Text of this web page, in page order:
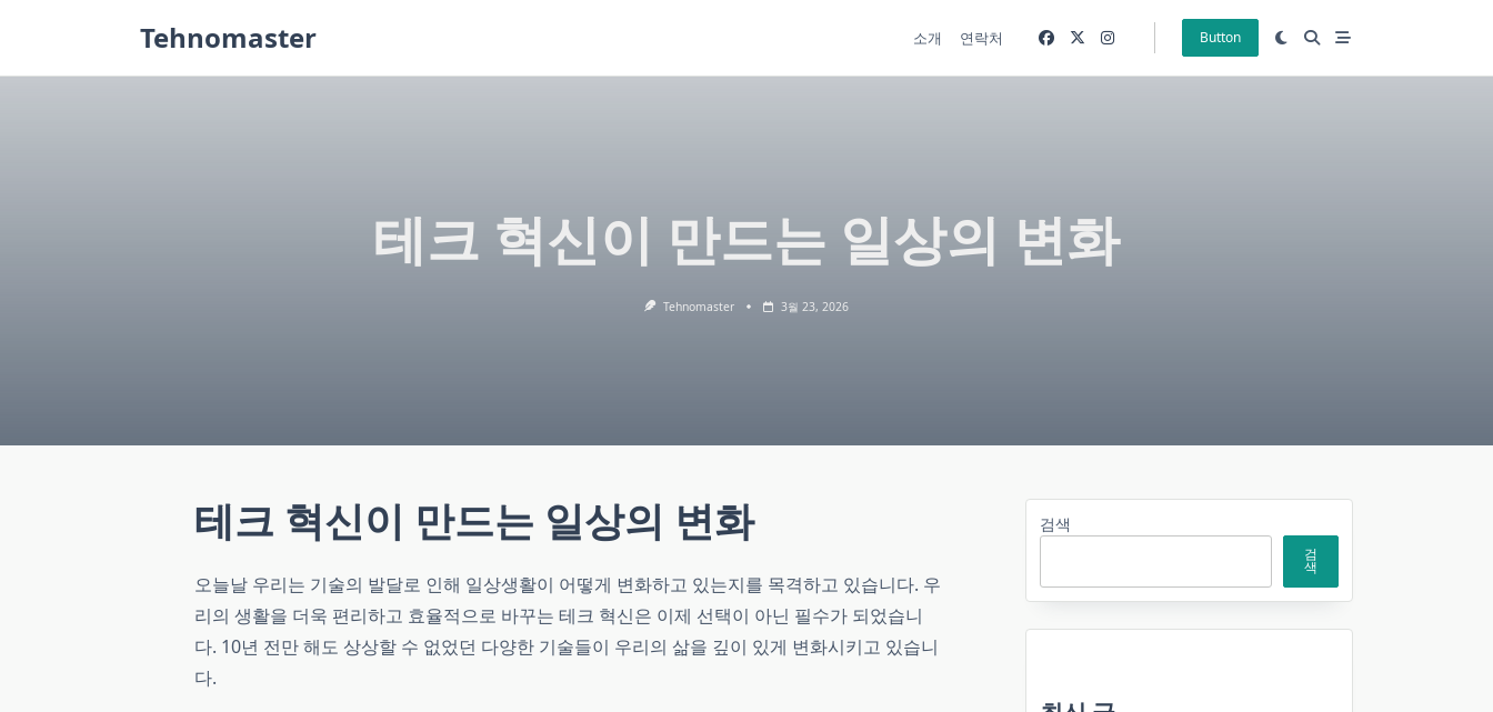
Tehnomaster 소개 연락처 Button
테크 혁신이 만드는 일상의 변화
Tehnomaster 3월 23, 2026
테크 혁신이 만드는 일상의 변화
오늘날 우리는 기술의 발달로 인해 일상생활이 어떻게 변화하고 있는지를 목격하고 있습니다. 우
리의 생활을 더욱 편리하고 효율적으로 바꾸는 테크 혁신은 이제 선택이 아닌 필수가 되었습니
다. 10년 전만 해도 상상할 수 없었던 다양한 기술들이 우리의 삶을 깊이 있게 변화시키고 있습니
다.
검색
검
색